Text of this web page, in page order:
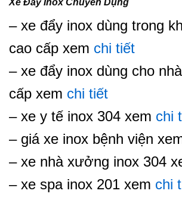
Xe Đẩy Inox Chuyên Dụng
– xe đẩy inox dùng trong
cao cấp xem chi tiết
– xe đẩy inox dùng cho
cấp xem chi tiết
– xe y tế inox 304 xem chi
– giá xe inox bệnh viện
– xe nhà xưởng inox 304
– xe spa inox 201 xem chi